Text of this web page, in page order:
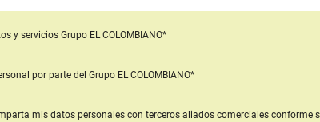
y servicios Grupo EL COLOMBIANO*
por parte del Grupo EL COLOMBIANO*
mis datos personales con terceros aliados comercialesconforme